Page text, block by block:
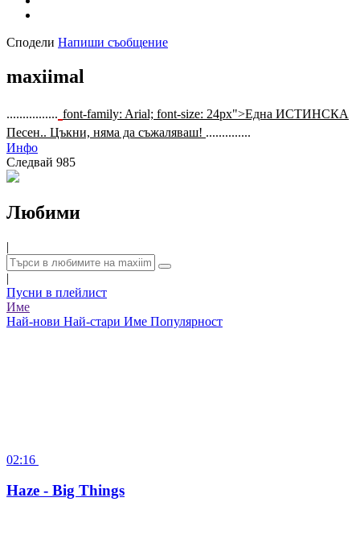
Сподели Напиши съобщение
maxiimal
................ font-family: Arial; font-size: 24px">Една ИСТИНСКА
Песен.. Цъкни, няма да съжаляваш! ..............
Инфо
Следвай 985
Любими
|
|
Пусни в плейлист
Име
Най-нови Най-стари Име Популярност
Haze - Big Things